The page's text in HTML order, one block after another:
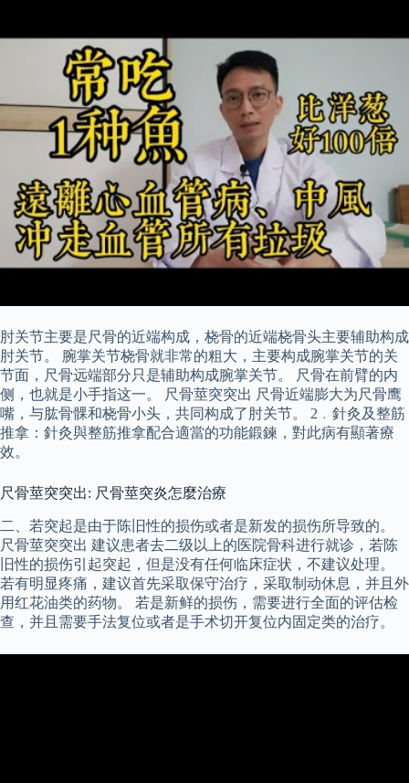
肘关节主要是尺骨的近端构成，桡骨的近端桡骨头主要辅助构成
肘关节。 腕掌关节桡骨就非常的粗大，主要构成腕掌关节的关
节面，尺骨远端部分只是辅助构成腕掌关节。 尺骨在前臂的内
侧，也就是小手指这一。 尺骨莖突突出 尺骨近端膨大为尺骨鹰
嘴，与肱骨髁和桡骨小头，共同构成了肘关节。 2﹒針灸及整筋
推拿：針灸與整筋推拿配合適當的功能鍛鍊，對此病有顯著療
效。
尺骨莖突突出: 尺骨莖突炎怎麼治療
二、若突起是由于陈旧性的损伤或者是新发的损伤所导致的。
尺骨莖突突出 建议患者去二级以上的医院骨科进行就诊，若陈
旧性的损伤引起突起，但是没有任何临床症状，不建议处理。
若有明显疼痛，建议首先采取保守治疗，采取制动休息，并且外
用红花油类的药物。 若是新鲜的损伤，需要进行全面的评估检
查，并且需要手法复位或者是手术切开复位内固定类的治疗。